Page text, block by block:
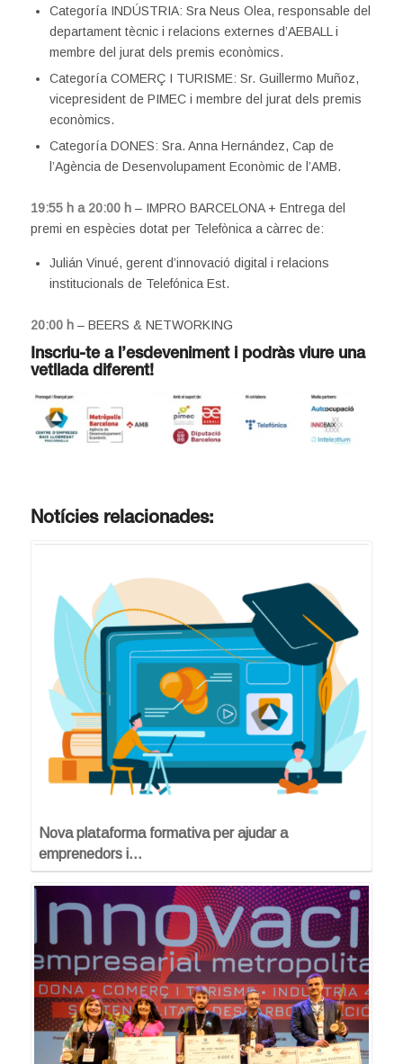
Categoría INDÚSTRIA: Sra Neus Olea, responsable del
departament tècnic i relacions externes d’AEBALL i
membre del jurat dels premis econòmics.
Categoría COMERÇ I TURISME: Sr. Guillermo Muñoz,
vicepresident de PIMEC i membre del jurat dels premis
econòmics.
Categoría DONES: Sra. Anna Hernández, Cap de
l’Agència de Desenvolupament Econòmic de l’AMB.
19:55 h a 20:00 h– IMPRO BARCELONA + Entrega del
premi en espècies dotat per Telefònica a càrrec de:
Julián Vinué, gerent d’innovació digital i relacions
institucionals de Telefónica Est.
20:00 h– BEERS & NETWORKING
Inscriu-tea l’esdeveniment i podràs viure una
vetllada diferent!
Notícies relacionades:
Nova plataforma formativa per ajudar a
emprenedors i…